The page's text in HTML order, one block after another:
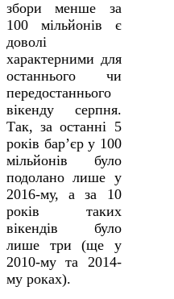
збори менше за
100 мільйонів є
доволі
характерними для
останнього чи
передостаннього
вікенду серпня.
Так, за останні 5
років бар’єр у 100
мільйонів було
подолано лише у
2016-му, а за 10
років таких
вікендів було
лише три (ще у
2010-му та 2014-
му роках).